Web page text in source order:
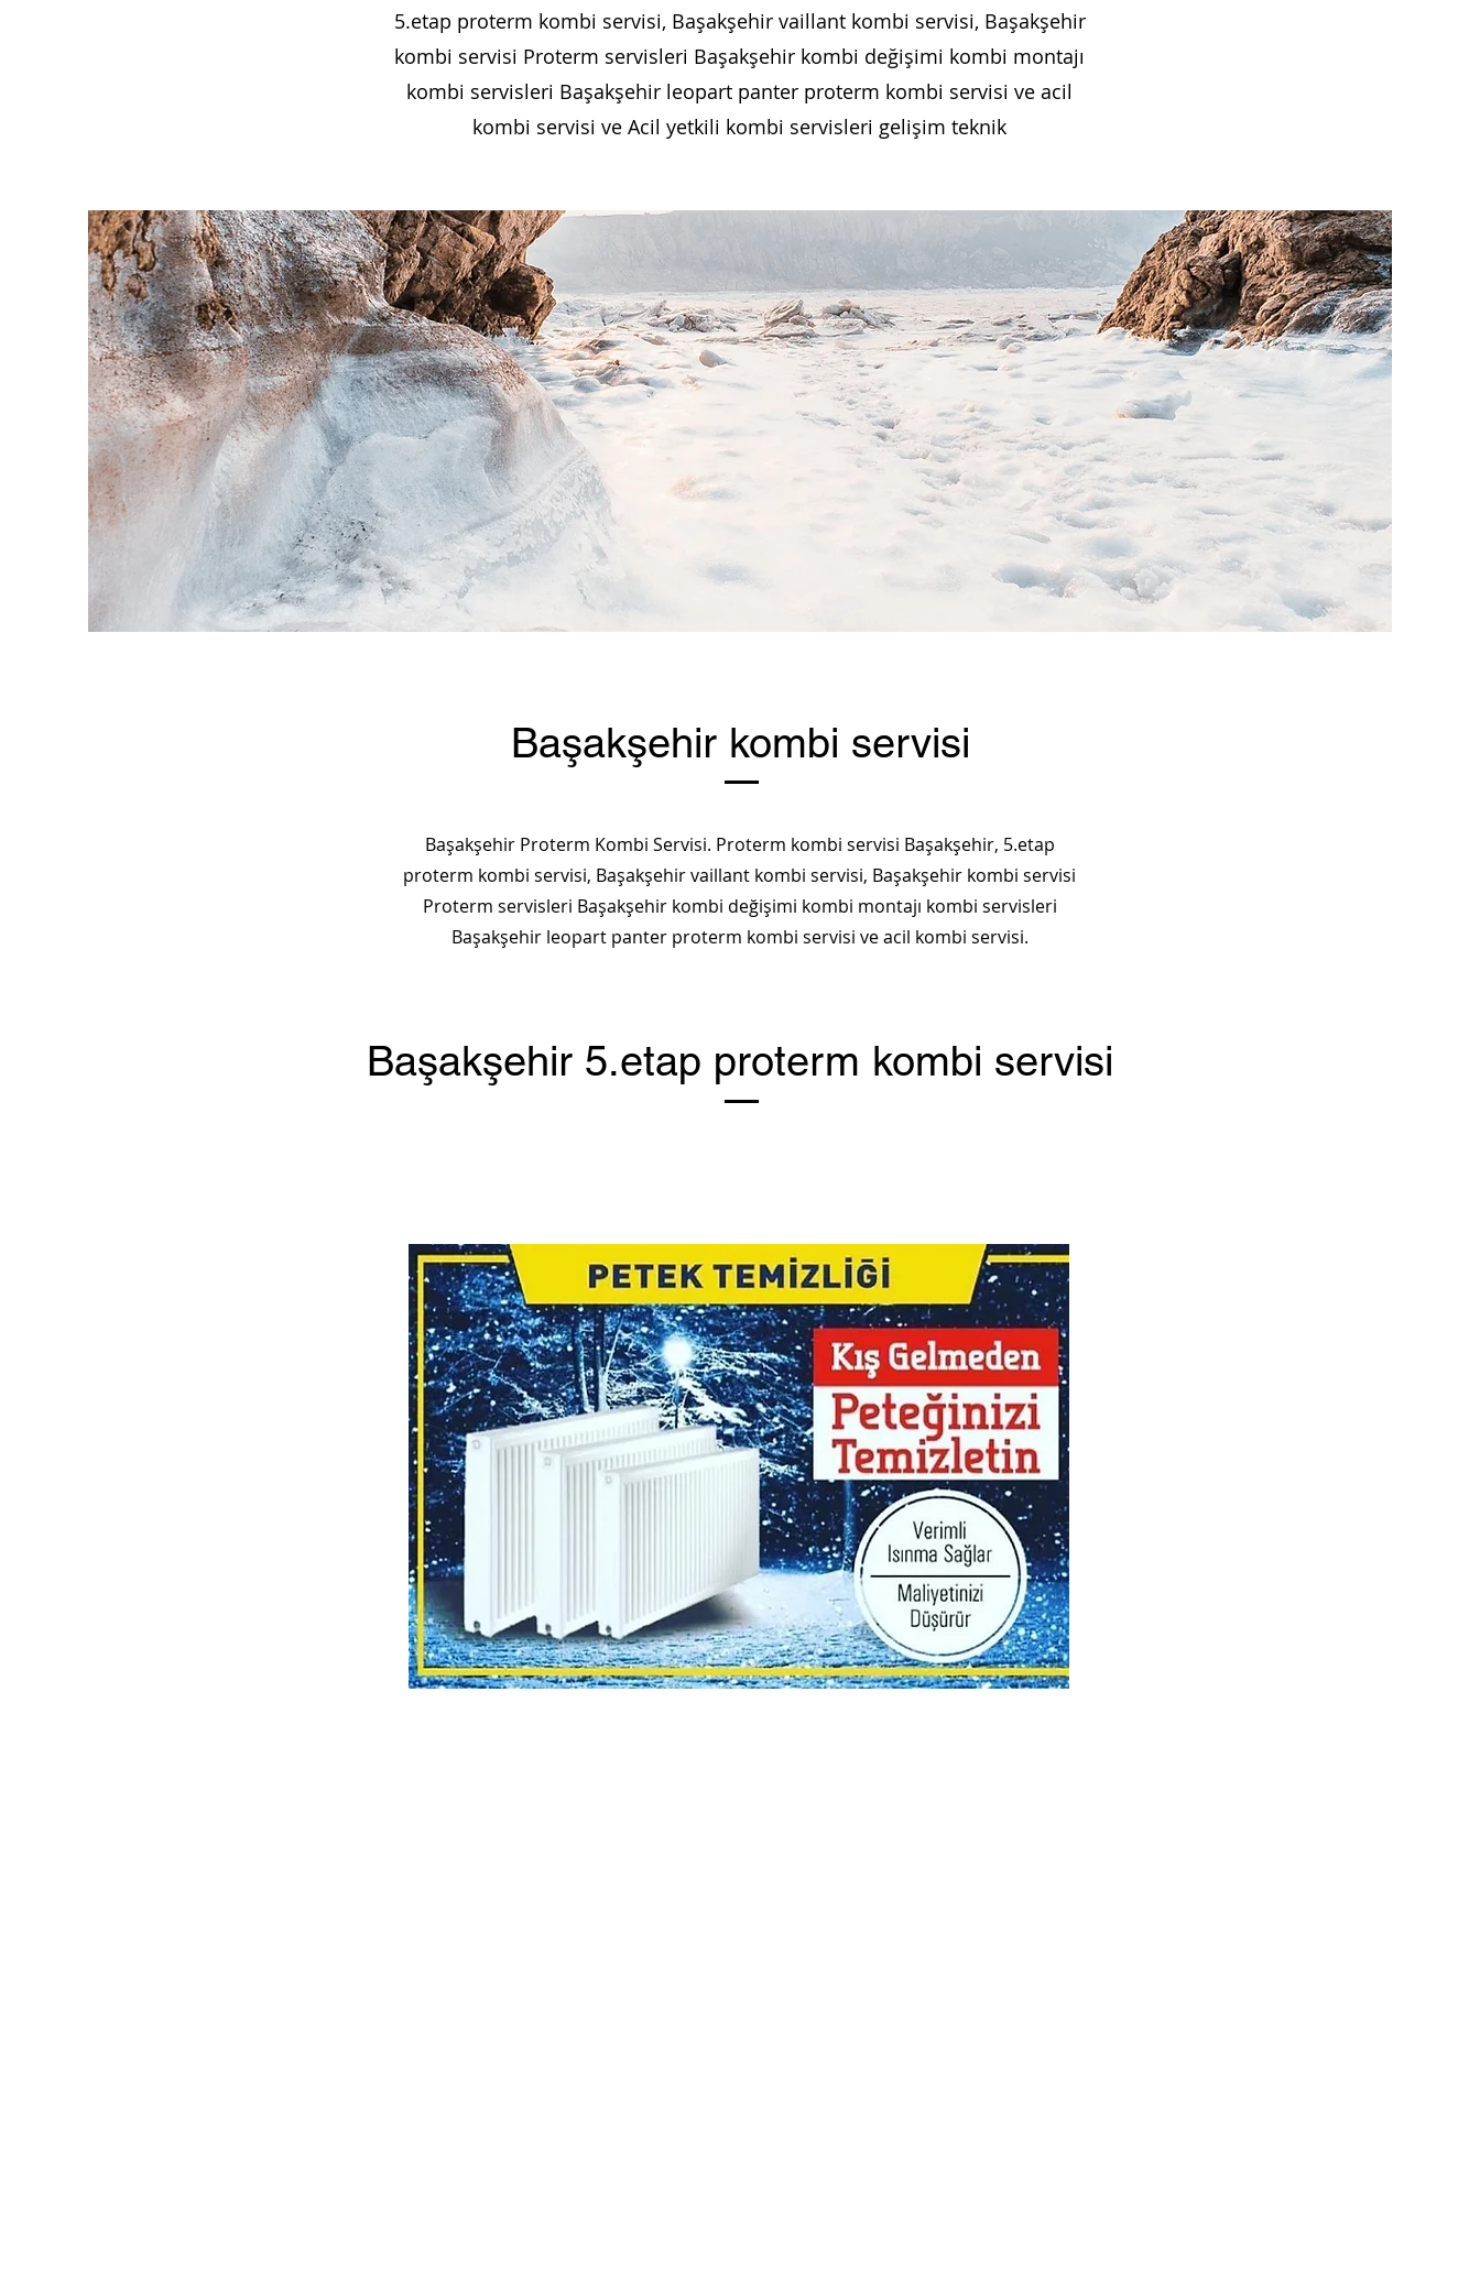
5.etap proterm kombi servisi, Başakşehir vaillant kombi servisi, Başakşehir
kombi servisi Proterm servisleri Başakşehir kombi değişimi kombi montajı
kombi servisleri Başakşehir leopart panter proterm kombi servisi ve acil
kombi servisi ve Acil yetkili kombi servisleri gelişim teknik
Başakşehir kombi servisi
Başakşehir Proterm Kombi Servisi. Proterm kombi servisi Başakşehir, 5.etap
proterm kombi servisi, Başakşehir vaillant kombi servisi, Başakşehir kombi servisi
Proterm servisleri Başakşehir kombi değişimi kombi montajı kombi servisleri
Başakşehir leopart panter proterm kombi servisi ve acil kombi servisi.
Başakşehir 5.etap proterm kombi servisi